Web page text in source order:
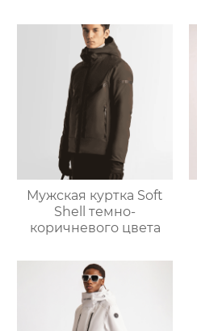
Мужская куртка Soft
Shell темно-
коричневого цвета